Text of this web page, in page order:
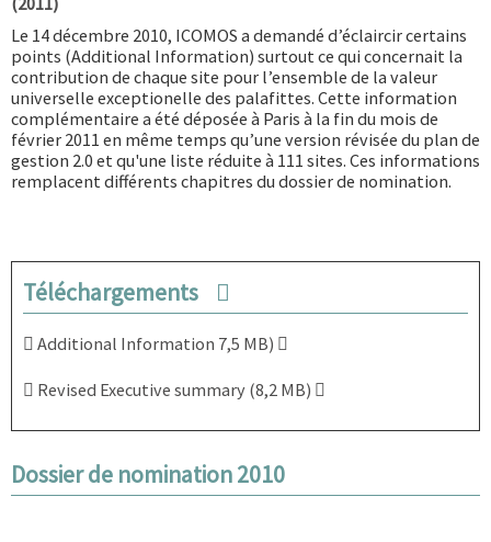
Le 14 décembre 2010, ICOMOS a demandé d’éclaircir certains
points (Additional Information) surtout ce qui concernait la
contribution de chaque site pour l’ensemble de la valeur
universelle exceptionelle des palafittes. Cette information
complémentaire a été déposée à Paris à la fin du mois de
février 2011 en même temps qu’une version révisée du plan de
gestion 2.0 et qu'une liste réduite à 111 sites. Ces informations
remplacent différents chapitres du dossier de nomination.
Téléchargements
Additional Information 7,5 MB)
Revised Executive summary (8,2 MB)
Dossier de nomination 2010